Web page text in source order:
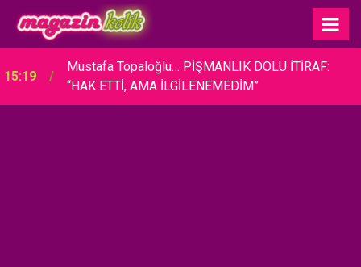
15:19
Mustafa Topaloğlu… PİŞMANLIK DOLU İTİRAF:
“HAK ETTİ, AMA İLGİLENEMEDİM”